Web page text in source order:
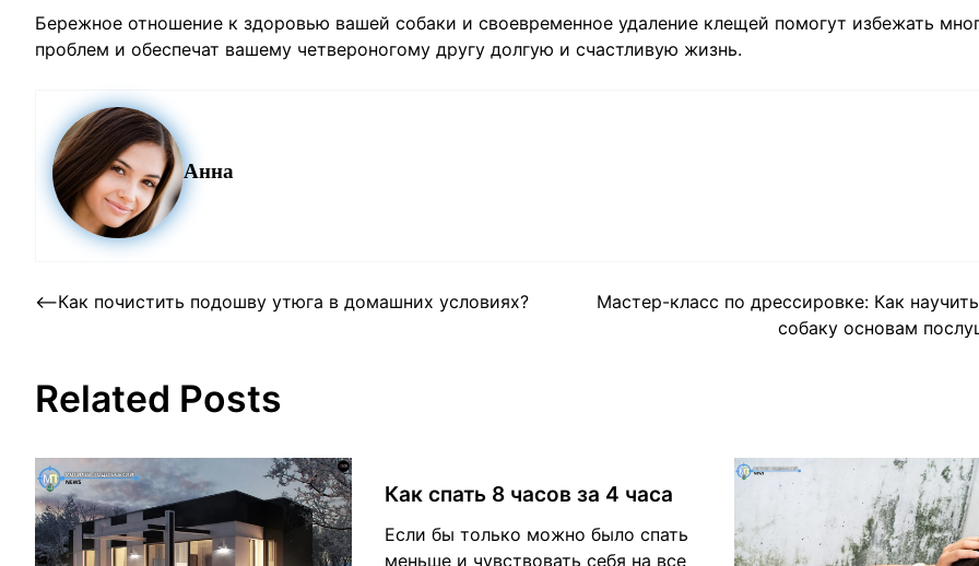
Бережное отношение к здоровью вашей собаки и своевременное удаление клещей помогут избежать
проблем и обеспечат вашему четвероногому другу долгую и счастливую жизнь.
Анна
Post
⟵Как почистить подошву утюга в домашних условиях?
Мастер-класс по дрессировке: Как
собаку основам
Related Posts
Как спать 8 часов за 4 часа
Если бы только можно было спать
меньше и чувствовать себя на все